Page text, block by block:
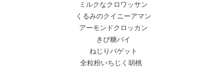
ミルクなクロワッサン
くるみのクイニーアマン
アーモンドクロッカン
きび糖パイ
ねじりバゲット
全粒粉いちじく胡桃